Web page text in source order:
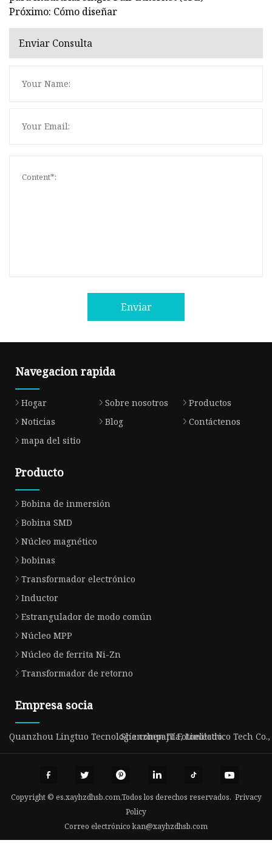
Próximo: Cómo diseñar
Enviar Consulta
Enviar
Navegacion rapida
Hogar Sobre nosotros
Productos
Noticias
Blog
Contáctenos
mapa del sitio
Producto
Bobina de inmersión
Bobina SMD
Núcleo magnético
bobinas
Transformador electrónico
Inductor
Estrangulador de modo común
Núcleo MPP
Núcleo de ferrita Ni-Zn
Transformador de retorno
Empresa socia
Quanzhou Lingtuo Tecnología compañía, Limitado.
Shenzhen JT Fotoeléctrico Tech
Copyright © es.xayhzdhsb.com,Todos los derechos reservados. Privacy
Policy
Correo electrónicokan@xayhzdhsb.com